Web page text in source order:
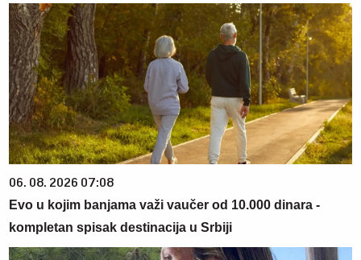
06. 08. 2026 07:08
Evo u kojim banjama važi vaučer od 10.000 dinara -
kompletan spisak destinacija u Srbiji